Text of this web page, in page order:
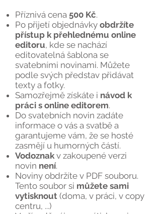
Příznivá cena 500 Kč.
Po přijetí objednávky obdržíte
přístup k přehlednému online
editoru, kde se nachází
editovatelná šablona se
svatebními novinami. Můžete
podle svých představ přidávat
texty a fotky.
Samozřejmě získáte i návod k
práci s online editorem.
Do svatebních novin zadáte
informace o vás a svatbě a
garantujeme vám, že se hosté
zasmějí u humorných částí.
Vodoznak v zakoupené verzi
novin není.
Noviny obdržíte v PDF souboru.
Tento soubor si můžete sami
vytisknout (doma, v práci, v copy
centru, ...)